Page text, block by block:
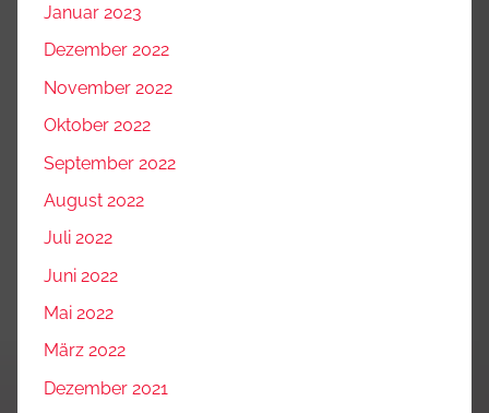
Januar 2023
Dezember 2022
November 2022
Oktober 2022
September 2022
August 2022
Juli 2022
Juni 2022
Mai 2022
März 2022
Dezember 2021